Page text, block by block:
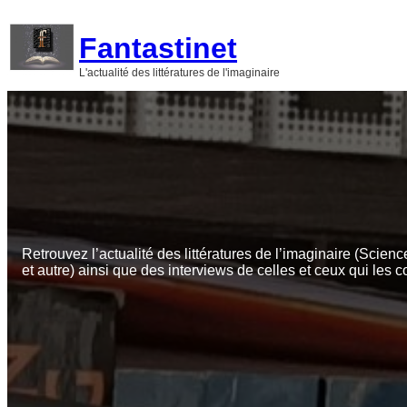
contenu
Fantastinet
L'actualité des littératures de l'imaginaire
Retrouvez l’actualité des littératures de l’imaginaire
et autre) ainsi que des interviews de celles et ceux qui les